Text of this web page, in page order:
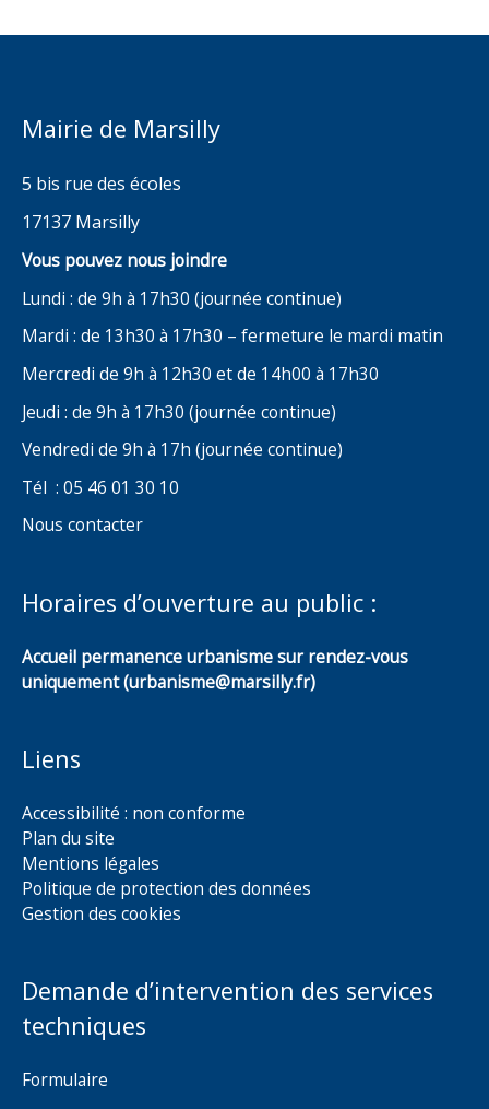
Mairie de Marsilly
5 bis rue des écoles
17137 Marsilly
Vous pouvez nous joindre
Lundi : de 9h à 17h30 (journée continue)
Mardi : de 13h30 à 17h30 – fermeture le mardi matin
Mercredi de 9h à 12h30 et de 14h00 à 17h30
Jeudi : de 9h à 17h30 (journée continue)
Vendredi de 9h à 17h (journée continue)
Tél : 05 46 01 30 10
Nous contacter
Horaires d’ouverture au public :
Accueil permanence urbanisme sur rendez-vous
uniquement (urbanisme@marsilly.fr)
Liens
Accessibilité : non conforme
Plan du site
Mentions légales
Politique de protection des données
Gestion des cookies
Demande d’intervention des services
techniques
Formulaire